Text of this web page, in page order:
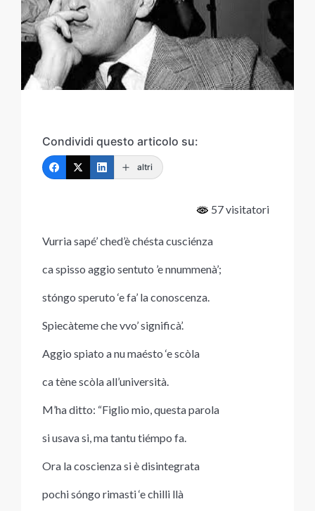
Condividi questo articolo su:
altri
57 visitatori
Vurria sapé’ ched’è chésta cusciénza
ca spisso aggio sentuto ’e nnummenà’;
stóngo speruto ‘e fa’ la conoscenza.
Spiecàteme che vvo’ significà’.
Aggio spiato a nu maésto ‘e scòla
ca tène scòla all’università.
M’ha ditto: “Figlio mio, questa parola
si usava si, ma tantu tiémpo fa.
Ora la coscienza si è disintegrata
pochi sóngo rimasti ‘e chilli llà